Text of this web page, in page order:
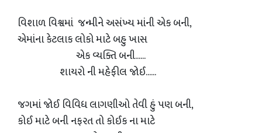
વિશાળ વિશ્વમાં જન્મીને અસંખ્ય માંની એક બની,
એમાંના કેટલાક લોકો માટે બહુ ખાસ
એક વ્યક્તિ બની......
શાયરો ની મહેફીલ જોઈ......
જગમાં જોઈ વિવિધ લાગણીઓ તેવી હું પણ બની,
કોઈ માટે બની નફરત તો કોઈક ના માટે